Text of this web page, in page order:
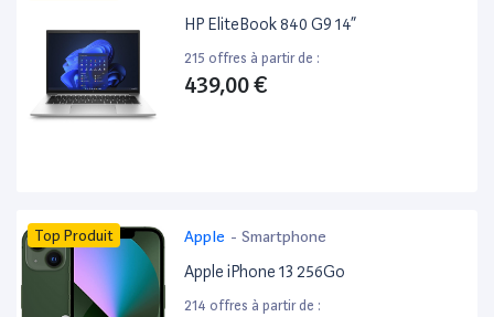
HP EliteBook 840 G9 14”
215 offres à partir de :
439,00 €
Top Produit Apple - Smartphone
Apple iPhone 13 256Go
214 offres à partir de :